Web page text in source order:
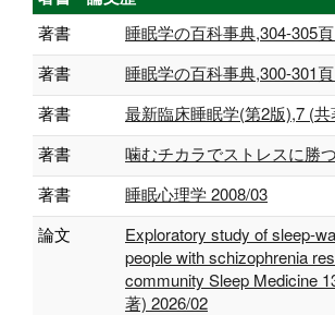
著書
睡眠学の百科事典,304-305
著書
睡眠学の百科事典,300-301
著書
最新臨床睡眠学(第2版),7 (共
著書
噛むチカラでストレスに勝
著書
睡眠心理学 2008/03
論文
Exploratory study of sleep-
people with schizophrenia
community Sleep Medicine
著) 2026/02